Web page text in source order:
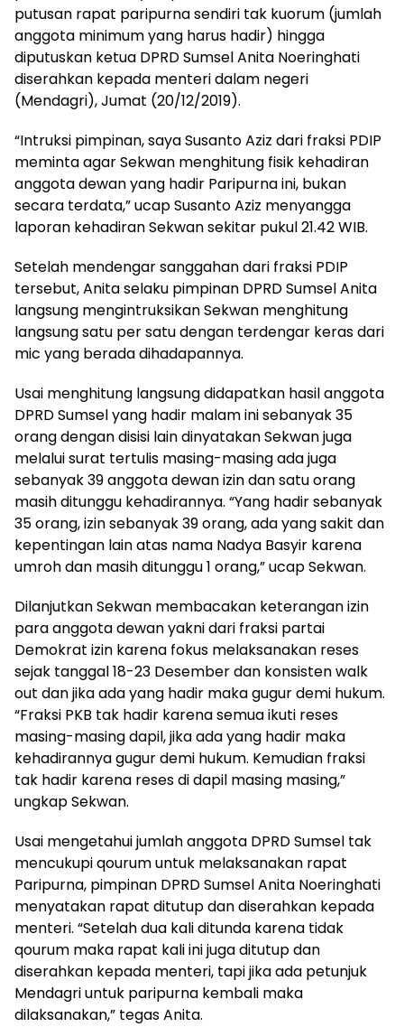
putusan rapat paripurna sendiri tak kuorum (jumlah
anggota minimum yang harus hadir) hingga
diputuskan ketua DPRD Sumsel Anita Noeringhati
diserahkan kepada menteri dalam negeri
(Mendagri), Jumat (20/12/2019).
“Intruksi pimpinan, saya Susanto Aziz dari fraksi PDIP
meminta agar Sekwan menghitung fisik kehadiran
anggota dewan yang hadir Paripurna ini, bukan
secara terdata,” ucap Susanto Aziz menyangga
laporan kehadiran Sekwan sekitar pukul 21.42 WIB.
Setelah mendengar sanggahan dari fraksi PDIP
tersebut, Anita selaku pimpinan DPRD Sumsel Anita
langsung mengintruksikan Sekwan menghitung
langsung satu per satu dengan terdengar keras dari
mic yang berada dihadapannya.
Usai menghitung langsung didapatkan hasil anggota
DPRD Sumsel yang hadir malam ini sebanyak 35
orang dengan disisi lain dinyatakan Sekwan juga
melalui surat tertulis masing-masing ada juga
sebanyak 39 anggota dewan izin dan satu orang
masih ditunggu kehadirannya. “Yang hadir sebanyak
35 orang, izin sebanyak 39 orang, ada yang sakit dan
kepentingan lain atas nama Nadya Basyir karena
umroh dan masih ditunggu 1 orang,” ucap Sekwan.
Dilanjutkan Sekwan membacakan keterangan izin
para anggota dewan yakni dari fraksi partai
Demokrat izin karena fokus melaksanakan reses
sejak tanggal 18-23 Desember dan konsisten walk
out dan jika ada yang hadir maka gugur demi hukum.
“Fraksi PKB tak hadir karena semua ikuti reses
masing-masing dapil, jika ada yang hadir maka
kehadirannya gugur demi hukum. Kemudian fraksi
tak hadir karena reses di dapil masing masing,”
ungkap Sekwan.
Usai mengetahui jumlah anggota DPRD Sumsel tak
mencukupi qourum untuk melaksanakan rapat
Paripurna, pimpinan DPRD Sumsel Anita Noeringhati
menyatakan rapat ditutup dan diserahkan kepada
menteri. “Setelah dua kali ditunda karena tidak
qourum maka rapat kali ini juga ditutup dan
diserahkan kepada menteri, tapi jika ada petunjuk
Mendagri untuk paripurna kembali maka
dilaksanakan,” tegas Anita.